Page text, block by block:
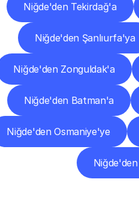
Niğde'den Tekirdağ'a
Niğde'den Şanlıurfa'ya
Niğde'den Zonguldak'a
Niğde'den Batman'a
Niğde'den Osmaniye'ye